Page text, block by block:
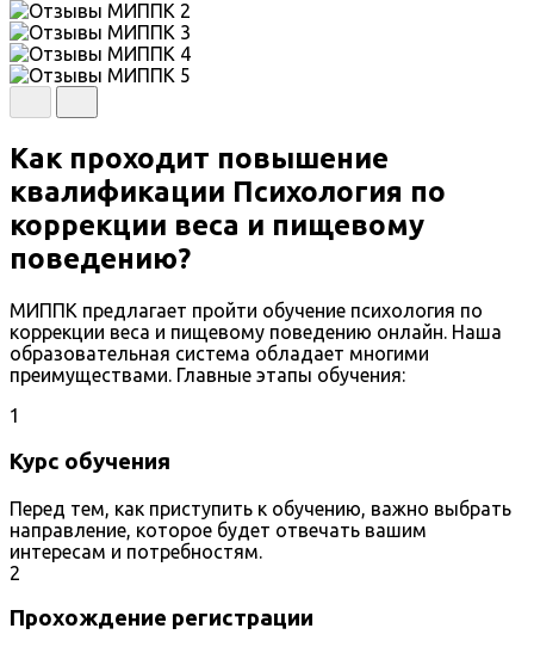
Как проходит повышение
квалификации Психология по
коррекции веса и пищевому
поведению?
МИППК предлагает пройти обучение психология по
коррекции веса и пищевому поведению онлайн. Наша
образовательная система обладает многими
преимуществами. Главные этапы обучения:
1
Курс обучения
Перед тем, как приступить к обучению, важно выбрать
направление, которое будет отвечать вашим
интересам и потребностям.
2
Прохождение регистрации